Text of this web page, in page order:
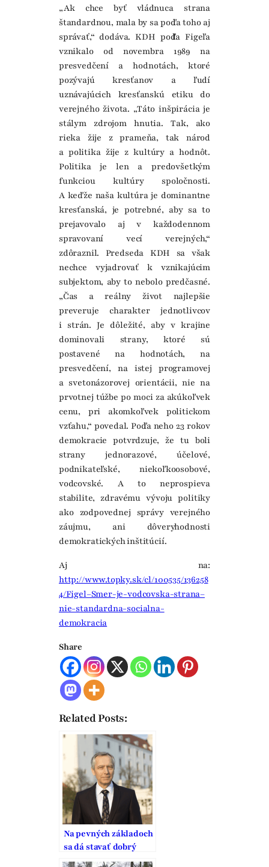
„Ak chce byť vládnuca strana
štandardnou, mala by sa podľa toho aj
správať,“ dodáva. KDH podľa Figeľa
vznikalo od novembra 1989 na
presvedčení a hodnotách, ktoré
pozývajú kresťanov a ľudí
uznávajúcich kresťanskú etiku do
verejného života. „Táto inšpirácia je
stálym zdrojom hnutia. Tak, ako
rieka žije z prameňa, tak národ
a politika žije z kultúry a hodnôt.
Politika je len a predovšetkým
funkciou kultúry spoločnosti.
A keďže naša kultúra je dominantne
kresťanská, je potrebné, aby sa to
prejavovalo aj v každodennom
spravovaní vecí verejných,“
zdôraznil. Predseda KDH sa však
nechce vyjadrovať k vznikajúcim
subjektom, aby to nebolo predčasné.
„Čas a reálny život najlepšie
preveruje charakter jednotlivcov
i strán. Je dôležité, aby v krajine
dominovali strany, ktoré sú
postavené na hodnotách, na
presvedčení, na istej programovej
a svetonázorovej orientácii, nie na
prvotnej túžbe po moci za akúkoľvek
cenu, pri akomkoľvek politickom
vzťahu,“ povedal. Podľa neho 23 rokov
demokracie potvrdzuje, že tu boli
strany jednorazové, účelové,
podnikateľské, niekoľkoosobové,
vodcovské. A to neprospieva
stabilite, zdravému vývoju politiky
ako zodpovednej správy verejného
záujmu, ani dôveryhodnosti
demokratických inštitúcií.
Aj na:
http://www.topky.sk/cl/100535/136258
4/Figel–Smer-je-vodcovska-strana–
nie-standardna-socialna-
demokracia
Share
Related Posts:
Na pevných základoch
sa dá stavať dobrý
domov